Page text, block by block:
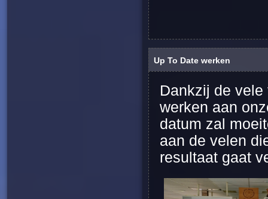
Up To Date werken
Dankzij de
werken aan
datum zal
aan de velen
resultaat gaat